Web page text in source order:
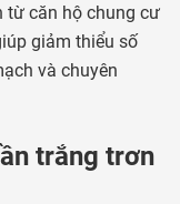
từ căn hộ chung cư
giảm thiểu số
và chuyên
trắng trơn